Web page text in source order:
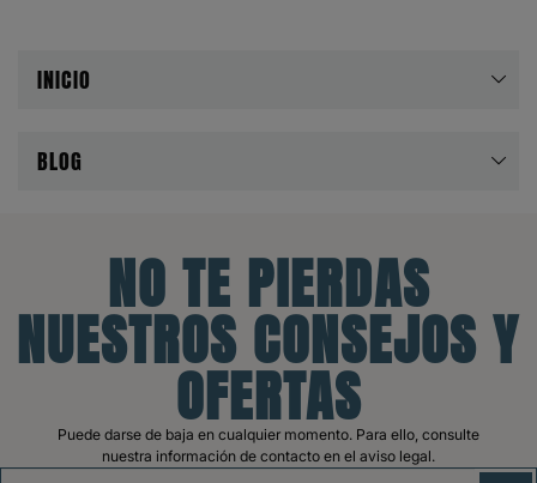
INICIO
BLOG
NO TE PIERDAS
NUESTROS CONSEJOS Y
OFERTAS
Puede darse de baja en cualquier momento. Para ello, consulte
nuestra información de contacto en el aviso legal.